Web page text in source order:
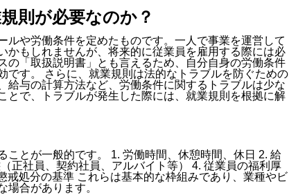
則が必要なのか？
ルや労働条件を定めたものです。一人で事業を運営して
かもしれませんが、将来的に従業員を雇用する際には必
の「取扱説明書」とも言えるため、自分自身の労働条件
です。 さらに、就業規則は法的なトラブルを防ぐための
給与の計算方法など、労働条件に関するトラブルは少な
とで、トラブルが発生した際には、就業規則を根拠に解
ことが一般的です。 1. 労働時間、休憩時間、休日 2. 給
正社員、契約社員、アルバイト等） 4. 従業員の福利厚
戒処分の基準 これらは基本的な枠組みであり、業種やビ
場合があります。